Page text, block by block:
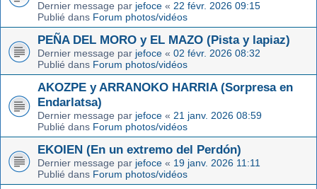
Dernier message par jefoce « 22 févr. 2026 09:15
Publié dans Forum photos/vidéos
PEÑA DEL MORO y EL MAZO (Pista y lapiaz)
Dernier message par jefoce « 02 févr. 2026 08:32
Publié dans Forum photos/vidéos
AKOZPE y ARRANOKO HARRIA (Sorpresa en
Endarlatsa)
Dernier message par jefoce « 21 janv. 2026 08:59
Publié dans Forum photos/vidéos
EKOIEN (En un extremo del Perdón)
Dernier message par jefoce « 19 janv. 2026 11:11
Publié dans Forum photos/vidéos